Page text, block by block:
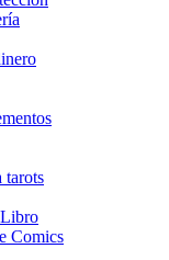
tarots
Libro
Comics